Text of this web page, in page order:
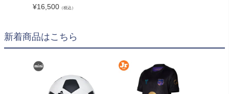
¥16,500 （税込）
新着商品はこちら